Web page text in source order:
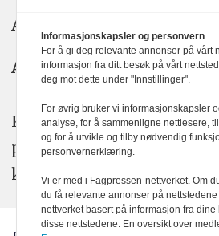
Annonse:
Abonnement:
KOM24 arbeider etter
plakatens regler for god
kan du lese mer omPFUs
Informasjonskapsler og personvern
For å gi deg relevante annonser på vårt
informasjon fra ditt besøk på vårt
deg mot dette under "Innstillinger".
For øvrig bruker vi informasjonskapsler
analyse, for å sammenligne nettlesere,
og for å utvikle og tilby nødvendig
personvernerklæring.
Vi er med i Fagpressen-nettverket. Om
du få relevante annonser på
nettverket basert på informasjon fra dine
disse nettstedene. En oversikt over